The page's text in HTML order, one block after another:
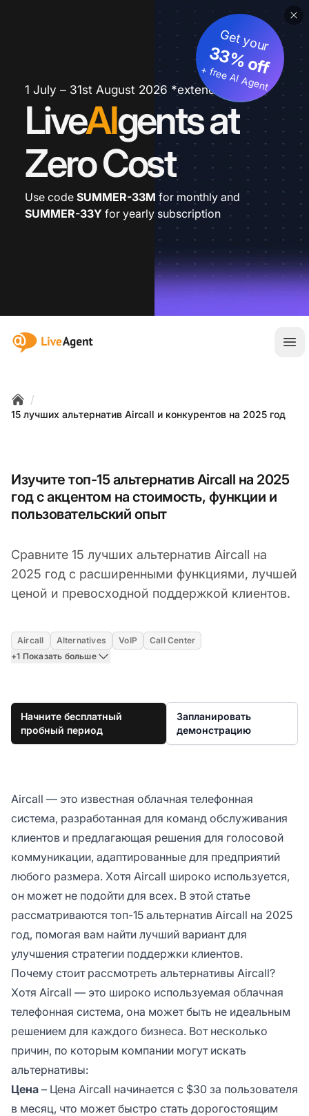
1 July – 31st August 2026 *extended
LiveAIgents at
Zero Cost
Get your
33% off
+ free AI Agent
Use code SUMMER-33M for monthly and
SUMMER-33Y for yearly subscription
:site.title
Home
/
15 лучших альтернатив Aircall и конкурентов на 2025 год
Изучите топ-15 альтернатив Aircall на 2025
год с акцентом на стоимость, функции и
пользовательский опыт
Сравните 15 лучших альтернатив Aircall на
2025 год с расширенными функциями, лучшей
ценой и превосходной поддержкой клиентов.
Aircall Alternatives VoIP
Call Center
+1 Показать больше
Начните бесплатный
пробный период
Запланировать
демонстрацию
Aircall — это известная облачная телефонная
система, разработанная для команд обслуживания
клиентов и предлагающая решения для голосовой
коммуникации, адаптированные для предприятий
любого размера. Хотя Aircall широко используется,
он может не подойти для всех. В этой статье
рассматриваются топ-15 альтернатив Aircall на 2025
год, помогая вам найти лучший вариант для
улучшения стратегии поддержки клиентов.
Почему стоит рассмотреть альтернативы Aircall?
Хотя Aircall — это широко используемая облачная
телефонная система, она может быть не идеальным
решением для каждого бизнеса. Вот несколько
причин, по которым компании могут искать
альтернативы:
Цена – Цена Aircall начинается с $30 за пользователя
в месяц, что может быстро стать дорогостоящим